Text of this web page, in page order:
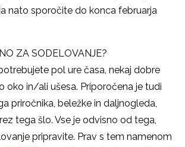
nato sporočite do konca februarja
ZA SODELOVANJE?
pol ure časa, nekaj dobre
oko in/ali ušesa. Priporočena je tudi
priročnika, beležke in daljnogleda,
tega šlo. Vse je odvisno od tega,
pripravite. Prav s tem namenom